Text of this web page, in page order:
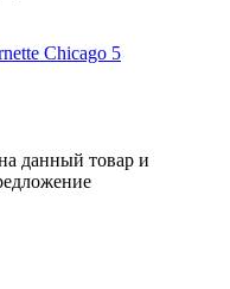
Chicago 5
данный товар и